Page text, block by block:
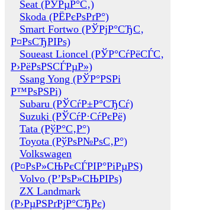
Seat (РЎРµР°С‚)
Skoda (РЁРєРѕРґР°)
Smart Fortwo (РЎРјР°СЂС‚
Р¤РѕСЂРІРѕ)
Soueast Lioncel (РЎР°СѓРёСЃС‚
Р›РёРѕРЅСЃРµР»)
Ssang Yong (РЎР°РЅРі
Р™РѕРЅРі)
Subaru (РЎСѓР±Р°СЂСѓ)
Suzuki (РЎСѓР·СѓРєРё)
Tata (РўР°С‚Р°)
Toyota (РўРѕР№РѕС‚Р°)
Volkswagen
(Р¤РѕР»СЊРєСЃРІР°РіРµРЅ)
Volvo (Р’РѕР»СЊРІРѕ)
ZX Landmark
(Р›РµРЅРґРјР°СЂРє)